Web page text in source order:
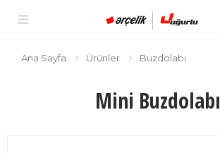
Ana Sayfa Ürünler Buzdolabı
Mini Buzdolabı